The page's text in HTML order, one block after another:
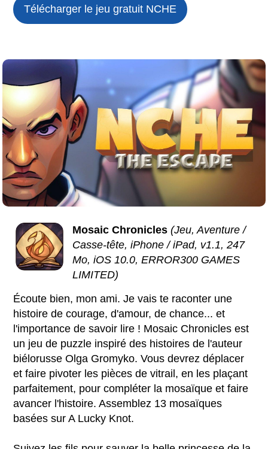
Télécharger le jeu gratuit NCHE
Mosaic Chronicles (Jeu, Aventure /
Casse-tête, iPhone / iPad, v1.1, 247
Mo, iOS 10.0, ERROR300 GAMES
LIMITED)
Écoute bien, mon ami. Je vais te raconter une
histoire de courage, d'amour, de chance... et
l'importance de savoir lire ! Mosaic Chronicles est
un jeu de puzzle inspiré des histoires de l'auteur
biélorusse Olga Gromyko. Vous devrez déplacer
et faire pivoter les pièces de vitrail, en les plaçant
parfaitement, pour compléter la mosaïque et faire
avancer l'histoire. Assemblez 13 mosaïques
basées sur A Lucky Knot.